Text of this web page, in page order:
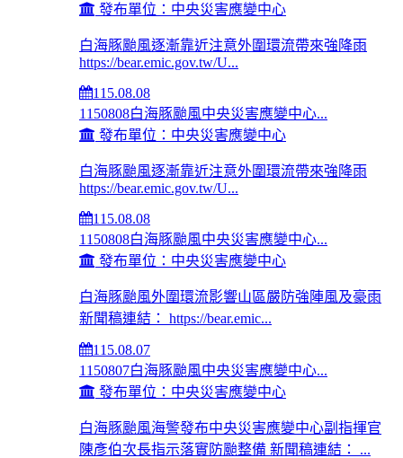
發布單位：中央災害應變中心
白海豚颱風逐漸靠近注意外圍環流帶來強降雨
https://bear.emic.gov.tw/U...
115.08.08
1150808白海豚颱風中央災害應變中心...
發布單位：中央災害應變中心
白海豚颱風逐漸靠近注意外圍環流帶來強降雨
https://bear.emic.gov.tw/U...
115.08.08
1150808白海豚颱風中央災害應變中心...
發布單位：中央災害應變中心
白海豚颱風外圍環流影響山區嚴防強陣風及豪雨
新聞稿連結： https://bear.emic...
115.08.07
1150807白海豚颱風中央災害應變中心...
發布單位：中央災害應變中心
白海豚颱風海警發布中央災害應變中心副指揮官
陳彥伯次長指示落實防颱整備 新聞稿連結： ...